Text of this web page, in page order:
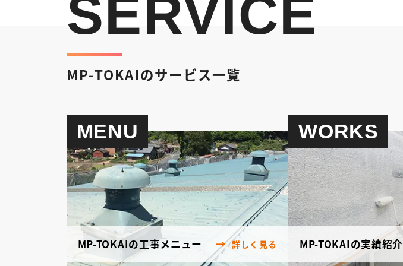
SERVICE
MP-TOKAIのサービス一覧
MENU
MP-TOKAIの工事メニュー 詳しく見る
WORKS
MP-TOKAIの実績紹介